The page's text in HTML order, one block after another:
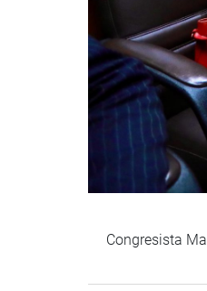
Congresista